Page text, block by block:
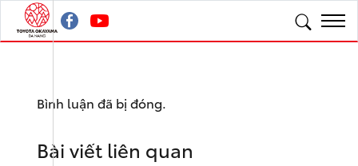
Bình luận đã bị đóng.
Bài viết liên quan